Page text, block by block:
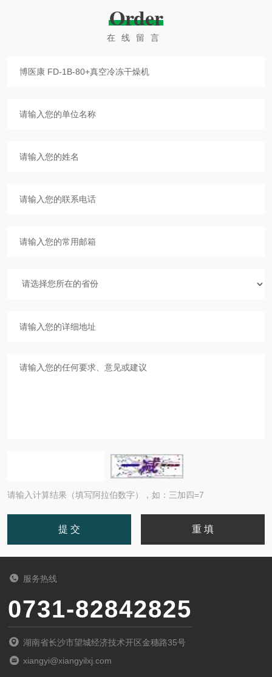
Order
在线留言
请输入计算结果（填写阿拉伯数字），如：三加四=7
服务热线
0731-82842825
湖南省长沙市望城经济技术开区金穗路35号
xiangyi@xiangyilxj.com